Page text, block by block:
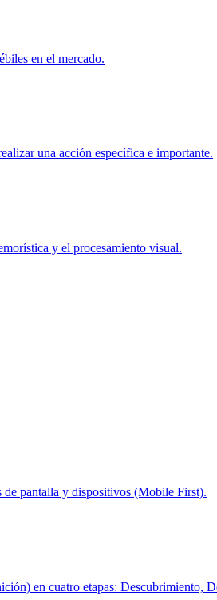
en el mercado.
una acción específica e importante.
y el procesamiento visual.
de pantalla y dispositivos (Mobile First).
en cuatro etapas: Descubrimiento,